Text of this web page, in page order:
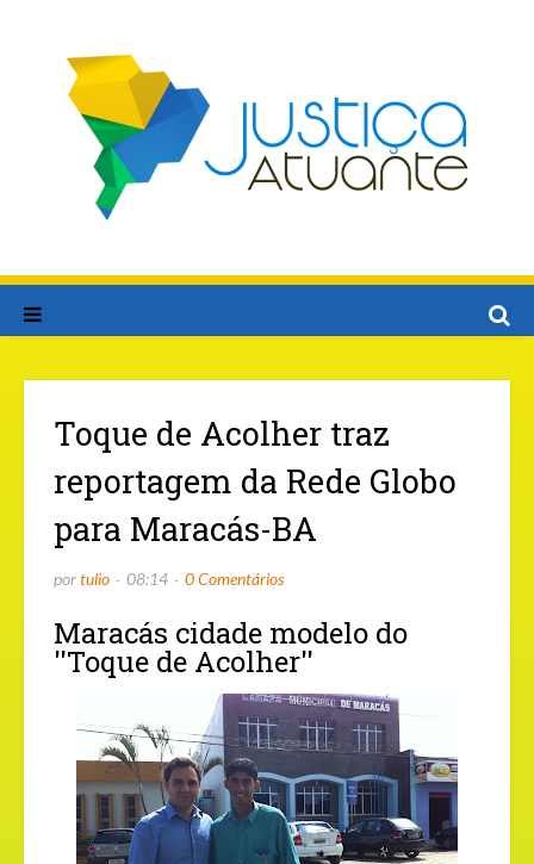
Toque de Acolher traz
reportagem da Rede Globo
para Maracás-BA
portulio 08:14 0 Comentários
Maracás cidade modelo do
''Toque de Acolher''